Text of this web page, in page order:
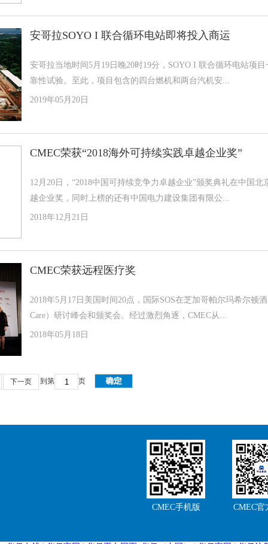
安哥拉SOYO I 联合循环电站即将投入商运
安哥拉当地时间5月19日晚20时19分，SOYO I 联合循环电站项
靠性试验。至此，项目包含的四台燃机和两台汽机安...
2019年05月20日
CMEC荣获“2018海外可持续实践卓越企业奖”
12月20日，“2018中国可持续竞争力卓越企业”颁奖典礼在中国
越企业奖，同时上榜的还有中国电力建设集团有限公...
2018年12月21日
CMEC荣获远程医疗奖
2018年5月17日美国时间20点，国际SOS在芝加哥帕尔玛希尔顿
Care）研讨峰会和颁奖会。经过激烈角逐，CMEC从...
2018年05月18日
下一页 到第 页
CMEC手机版 CMEC官